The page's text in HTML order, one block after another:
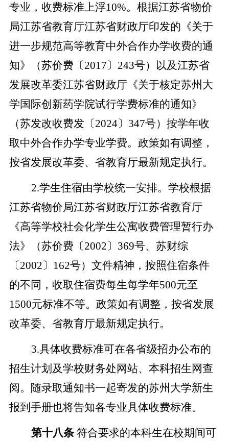
专业，收费标准上浮10%。根据江苏省物价
局江苏省教育厅江苏省财政厅印发的《关于
进一步规范高等教育中外合作办学收费的通
知》（苏价费〔2017〕243号）以及江苏省
发展改革委江苏省财政厅《关于核定苏州大
学国际创新药学院试行学费标准的通知》
（苏发改收费发〔2024〕347号）按学年收
取中外合作办学专业学费。 政策如有调整，
按省发展改革委、省教育厅最新规定执行。
2.学生住宿由学校统一安排。学校根据
江苏省物价局江苏省财政厅江苏省教育厅
《高等学校社会化学生公寓收费管理暂行办
法》（苏价费〔2002〕369号、苏财综
〔2002〕162号）文件精神，按照住宿条件
的不同，收取住宿费每生每学年500元至
1500元标准不等。 政策如有调整，按省发展
改革委、省教育厅最新规定执行。
3.具体收费标准可在各省级招办公布的
招生计划及学校财务处网站、本科招生网查
阅。随录取通知书一起寄发的苏州大学新生
报到手册也将告知各专业具体收费标准。
第十八条 符合要求的本科生在校期间可